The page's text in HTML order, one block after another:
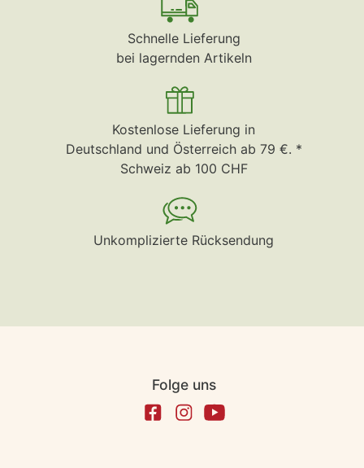
Schnelle Lieferung
bei lagernden Artikeln
Kostenlose Lieferung in
Deutschland und Österreich ab 79 €. *
Schweiz ab 100 CHF
Unkomplizierte Rücksendung
Folge uns